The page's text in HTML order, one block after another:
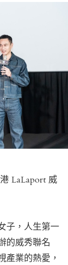
LaLaport 威
子，人生第一
的威秀聯名
產業的熱愛，